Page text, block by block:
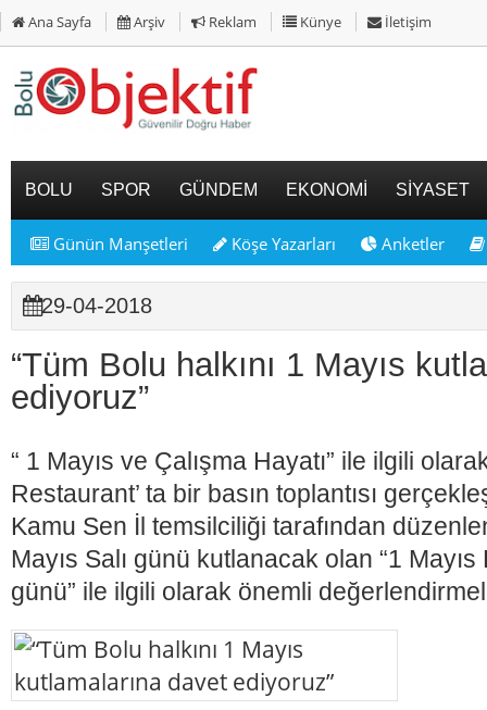
Ana Sayfa Arşiv Reklam Künye İletişim
BOLU SPOR GÜNDEM EKONOMİ SİYASET
Günün Manşetleri Köşe Yazarları Anketler
29-04-2018
“Tüm Bolu halkını 1 Mayıs
ediyoruz”
“ 1 Mayıs ve Çalışma Hayatı” ile ilgili
Restaurant’ ta bir basın toplantısı
Kamu Sen İl temsilciliği tarafından
Mayıs Salı günü kutlanacak olan “1
günü” ile ilgili olarak önemli